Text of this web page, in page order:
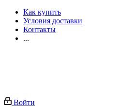
Как купить
Условия доставки
Контакты
...
Войти